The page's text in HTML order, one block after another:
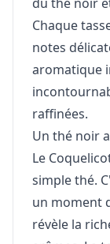
Chaque
notes
aromatique
raffinées.
Un thé noir
Le
simple thé.
un moment
révèle la